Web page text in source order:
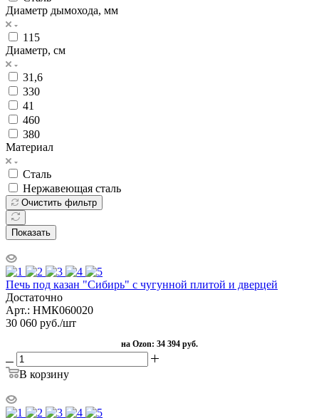
Диаметр дымохода, мм
115
Диаметр, см
31,6
330
41
460
380
Материал
Сталь
Нержавеющая сталь
Очистить фильтр
Показать
Печь под казан "Сибирь" с чугунной плитой и дверцей
Достаточно
Арт.: НМК060020
30 060 руб./шт
на Ozon: 34 394 руб.
В корзину